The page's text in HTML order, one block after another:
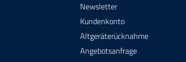
Newsletter
Kundenkonto
Altgeräterücknahme
Angebotsanfrage